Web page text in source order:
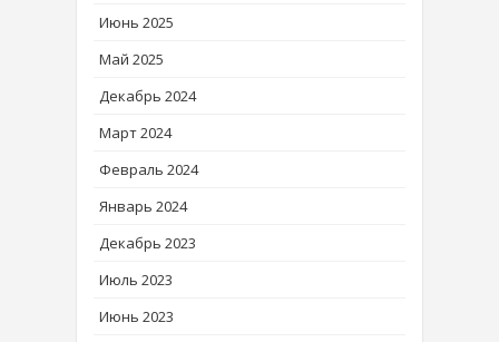
Июнь 2025
Май 2025
Декабрь 2024
Март 2024
Февраль 2024
Январь 2024
Декабрь 2023
Июль 2023
Июнь 2023